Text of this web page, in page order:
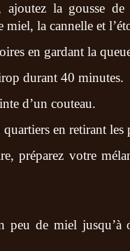
la gousse
miel, la cannelle et
en gardant la
durant 40 minutes.
d’un couteau.
en retirant les
préparez votre
peu de miel jusqu’à